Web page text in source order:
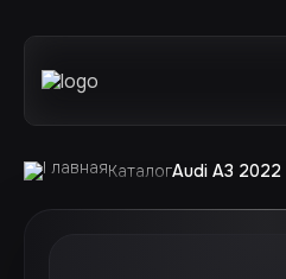
Главная
Каталог
Клиентам
Отслеживание
Контакты
КаталогAudi A3 2022